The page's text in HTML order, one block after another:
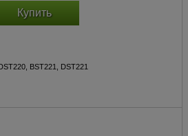
Купить
BST221, DST221